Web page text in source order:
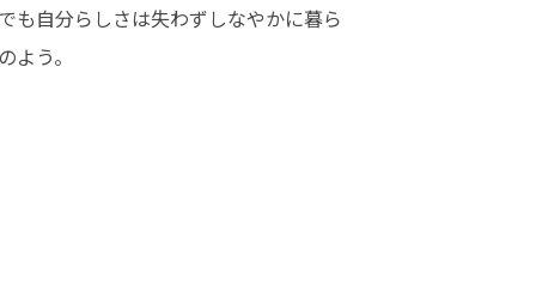
も自分らしさは失わずしなやかに暮ら
う。